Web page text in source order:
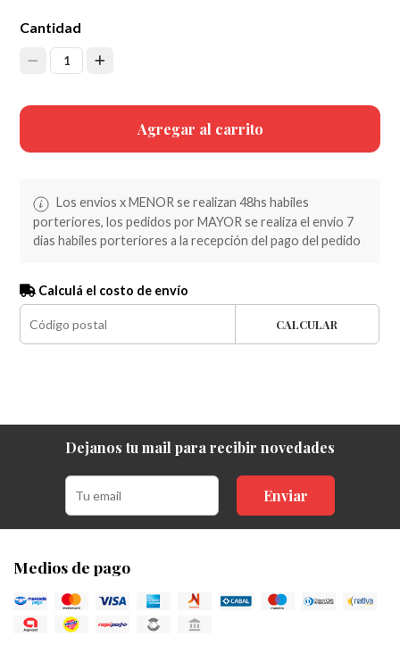
Cantidad
1
Agregar al carrito
Los envios x MENOR se realizan 48hs habiles
porteriores, los pedidos por MAYOR se realiza el envio 7
dias habiles porteriores a la recepción del pago del pedido
Calculá el costo de envío
CALCULAR
Dejanos tu mail para recibir novedades
Enviar
Medios de pago